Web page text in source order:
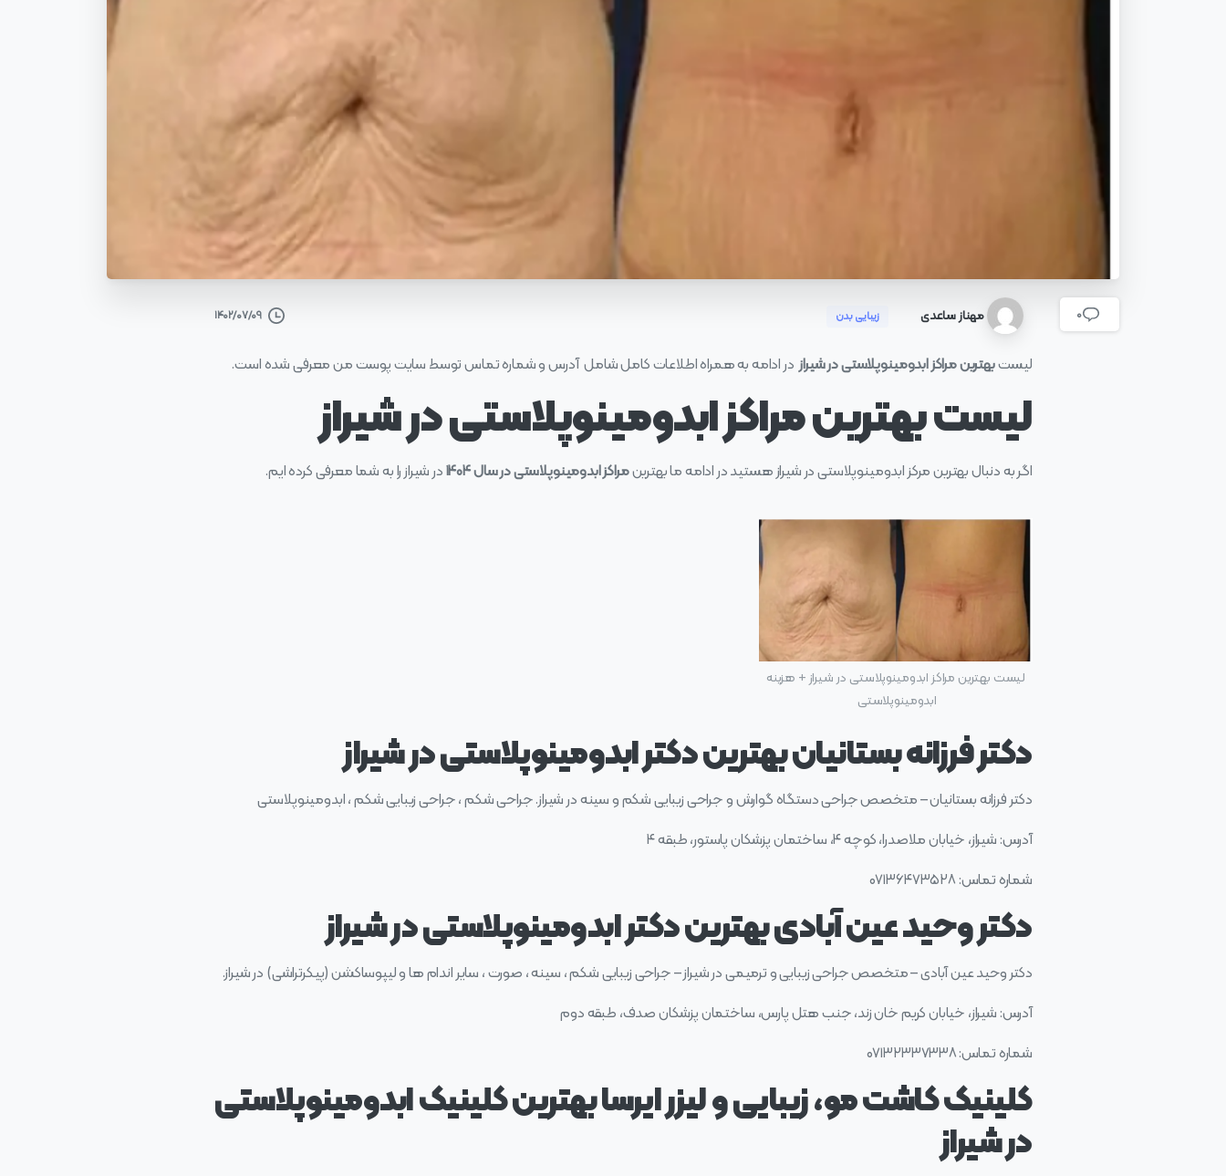
0 مهناز ساعدی زیبایی بدن ۱۴۰۲/۰۷/۰۹
لیستبهترین مراکز ابدومینوپلاستی در شیراز در ادامه به همراه اطلاعات کامل شامل آدرس و شماره تماس توسط سایت پوست من معرفی شده است.
لیست بهترین مراکز ابدومینوپلاستی در شیراز
اگر به دنبال بهترین مرکز ابدومینوپلاستی در شیراز هستید در ادامه ما بهترینمراکز ابدومینوپلاستی در سال ۱۴۰۴ در شیراز را به شما معرفی کرده ایم.
لیست بهترین مراکز ابدومینوپلاستی در شیراز + هزینه
ابدومینوپلاستی
دکتر فرزانه بستانیان بهترین دکتر ابدومینوپلاستی در شیراز
دکتر فرزانه بستانیان – متخصص جراحی دستگاه گوارش و جراحی زیبایی شکم و سینه در شیراز. جراحی شکم ، جراحی زیبایی شکم ، ابدومینوپلاستی
آدرس: شیراز، خیابان ملاصدرا، کوچه ۴، ساختمان پزشکان پاستور، طبقه ۴
شماره تماس: ۰۷۱۳۶۴۷۳۵۲۸
دکتر وحید عین آبادی بهترین دکتر ابدومینوپلاستی در شیراز
دکتر وحید عین آبادی – متخصص جراحی زیبایی و ترمیمی در شیراز – جراحی زیبایی شکم ، سینه ، صورت ، سایر اندام ها و لیپوساکشن (پیکرتراشی) در شیراز.
آدرس: شیراز، خیابان کریم خان زند، جنب هتل پارس، ساختمان پزشکان صدف، طبقه دوم
شماره تماس: ۰۷۱۳۲۳۳۷۳۳۸
کلینیک کاشت مو، زیبایی و لیزر ایرسا بهترین کلینیک ابدومینوپلاستی
در شیراز